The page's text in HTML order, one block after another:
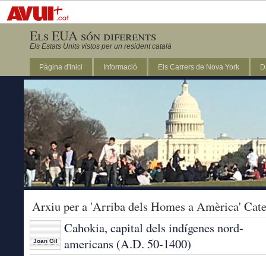
Els EUA són diferents
Els Estats Units vistos per un resident català
Pàgina d'inici Informació Els Carrers de Nova York
Arxiu per a 'Arriba dels Homes a Amèrica'
Joan Gil
Cahokia, capital dels indígenes nord-
americans (A.D. 50-1400)